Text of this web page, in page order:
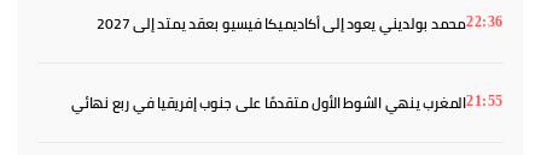
22:36محمد بولديني يعود إلى أكاديميكا فيسيو بعقد يمتد إلى 2027
21:55المغرب ينهي الشوط الأول متقدمًا على جنوب إفريقيا في ربع نهائي